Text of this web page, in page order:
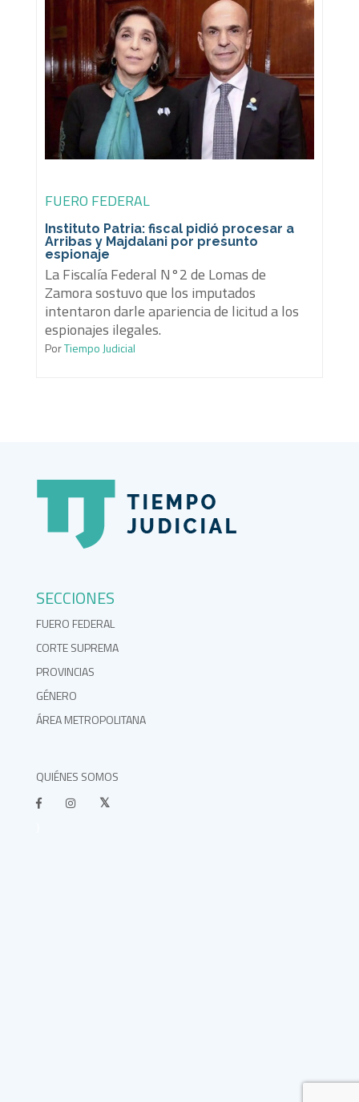
FUERO FEDERAL
Instituto Patria: fiscal pidió procesar a
Arribas y Majdalani por presunto
espionaje
La Fiscalía Federal N°2 de Lomas de
Zamora sostuvo que los imputados
intentaron darle apariencia de licitud a los
espionajes ilegales.
PorTiempo Judicial
SECCIONES
FUERO FEDERAL
CORTE SUPREMA
PROVINCIAS
GÉNERO
ÁREA METROPOLITANA
QUIÉNES SOMOS